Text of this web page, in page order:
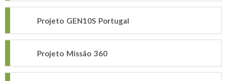
Projeto GEN10S Portugal
Projeto Missão 360